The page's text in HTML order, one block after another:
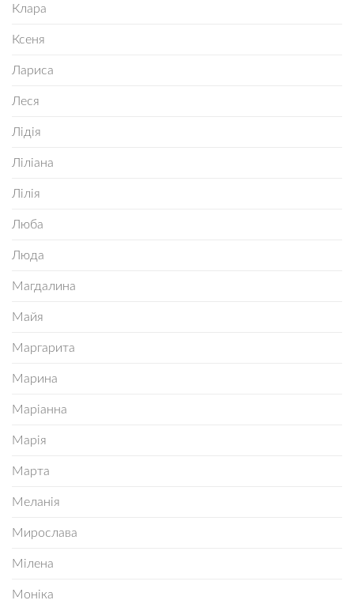
Клара
Ксеня
Лариса
Леся
Лідія
Ліліана
Лілія
Люба
Люда
Магдалина
Майя
Маргарита
Марина
Маріанна
Марія
Марта
Меланія
Мирослава
Мілена
Моніка